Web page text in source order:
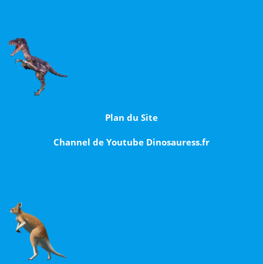
Plan du Site
Channel de Youtube Dinosauress.fr